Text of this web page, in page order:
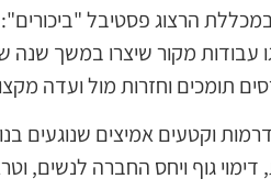
הרצוג פסטיבל "ביכורים":
עבודות מקור שיצרו במשך
תומכים וחזרות מול ועדה
וקטעים אמיצים שנוגעים
דימוי גוף ויחס החברה